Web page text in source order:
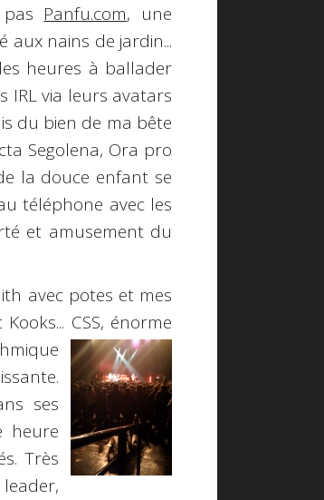
Panfu.com, une
nains de jardin...
heures à ballader
IRLvia leurs avatars
du bien de ma bête
Segolena, Ora pro
la douce enfant se
téléphone avec les
et amusement du
avec potes et mes
Kooks... CSS, énorme
ses
heure
Très